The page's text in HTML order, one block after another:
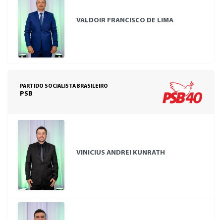
VALDOIR FRANCISCO DE LIMA
PARTIDO SOCIALISTA BRASILEIRO
PSB
VINICIUS ANDREI KUNRATH